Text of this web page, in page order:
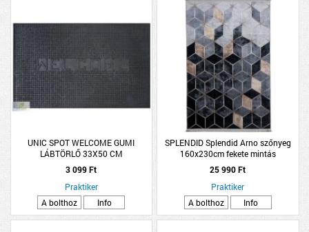
UNIC SPOT WELCOME GUMI
LÁBTÖRLŐ 33X50 CM
3 099 Ft
Praktiker
A bolthoz
Info
SPLENDID Splendid Arno szőnyeg
160x230cm fekete mintás
25 990 Ft
Praktiker
A bolthoz
Info